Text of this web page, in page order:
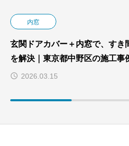
内窓
玄関ドアカバー＋内窓で、すき
を解決｜東京都中野区の施工事
2026.03.15